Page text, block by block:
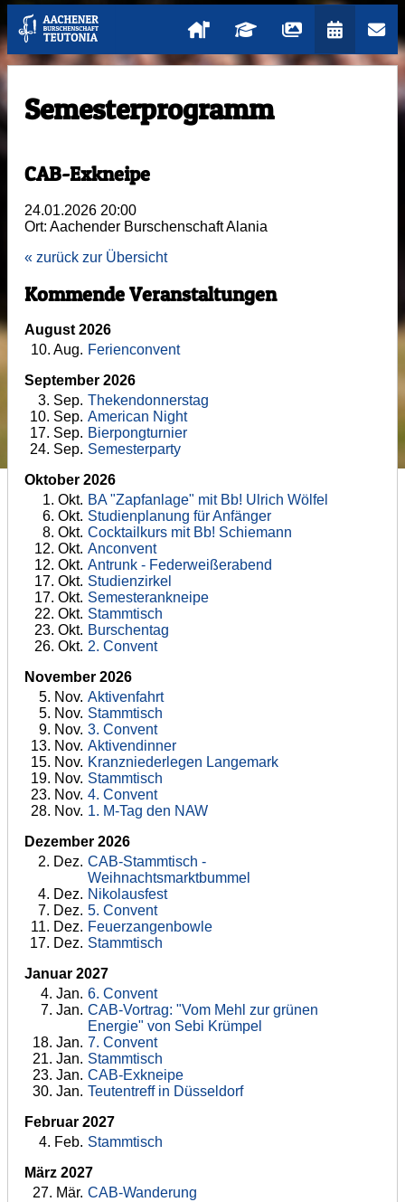
Semesterprogramm
Kommende Veranstaltungen
August 2026
10. Aug. Ferienconvent
September 2026
3. Sep. Thekendonnerstag
10. Sep. American Night
17. Sep. Bierpongturnier
24. Sep. Semesterparty
Oktober 2026
1. Okt. BA "Zapfanlage" mit Bb! Ulrich Wölfel
6. Okt. Studienplanung für Anfänger
8. Okt. Cocktailkurs mit Bb! Schiemann
12. Okt. Anconvent
12. Okt. Antrunk - Federweißerabend
17. Okt. Studienzirkel
17. Okt. Semesterankneipe
22. Okt. Stammtisch
23. Okt. Burschentag
26. Okt. 2. Convent
November 2026
5. Nov. Aktivenfahrt
5. Nov. Stammtisch
9. Nov. 3. Convent
13. Nov. Aktivendinner
15. Nov. Kranzniederlegen Langemark
19. Nov. Stammtisch
23. Nov. 4. Convent
28. Nov. 1. M-Tag den NAW
Dezember 2026
2. Dez. CAB-Stammtisch -
Weihnachtsmarktbummel
4. Dez. Nikolausfest
7. Dez. 5. Convent
11. Dez. Feuerzangenbowle
17. Dez. Stammtisch
Januar 2027
4. Jan. 6. Convent
7. Jan. CAB-Vortrag: "Vom Mehl zur grünen
Energie" von Sebi Krümpel
18. Jan. 7. Convent
21. Jan. Stammtisch
23. Jan. CAB-Exkneipe
30. Jan. Teutentreff in Düsseldorf
Februar 2027
4. Feb. Stammtisch
März 2027
27. Mär. CAB-Wanderung
CAB-Exkneipe
24.01.2026 20:00
Ort: Aachender Burschenschaft Alania
« zurück zur Übersicht